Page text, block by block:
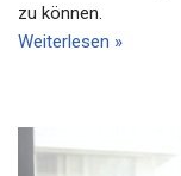
zu können.
Weiterlesen »